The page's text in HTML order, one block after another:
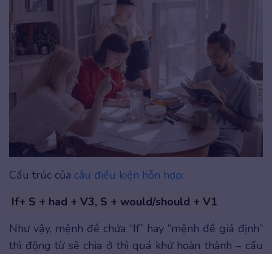
Cấu trúc của câu điều kiện hỗn hợp:
If+ S + had + V3, S + would/should + V1
Như vậy, mệnh đề chứa “If” hay “mệnh đề giả định”
thì động từ sẽ chia ở thì quá khứ hoàn thành – cấu